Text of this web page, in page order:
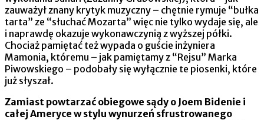
zauważył znany krytyk muzyczny – chętnie rymuje “bułka
tarta” ze “słuchać Mozarta” więc nie tylko wydaje się, ale
i naprawdę okazuje wykonawczynią z wyższej półki.
Chociaż pamiętać też wypada o guście inżyniera
Mamonia, któremu – jak pamiętamy z “Rejsu” Marka
Piwowskiego – podobały się wyłącznie te piosenki, które
już słyszał.
Zamiast powtarzać obiegowe sądy o Joem Bidenie i
całej Ameryce w stylu wynurzeń sfrustrowanego